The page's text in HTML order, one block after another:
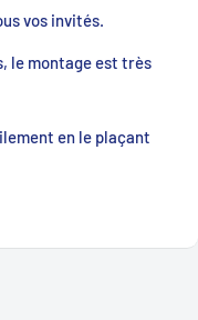
vos invités.
le montage est très
en le plaçant